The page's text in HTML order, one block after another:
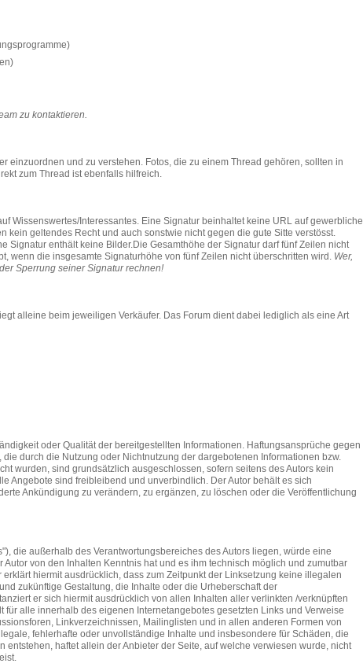
zu kontaktieren.
und zu verstehen. Fotos, die zu einem Thread gehören, sollten in
zum Thread ist ebenfalls hilfreich.
Wissenswertes/Interessantes. Eine Signatur beinhaltet keine URL auf gewerbliche
geltendes Recht und auch sonstwie nicht gegen die gute Sitte verstösst.
enthält keine Bilder.Die Gesamthöhe der Signatur darf fünf Zeilen nicht
wenn die insgesamte Signaturhöhe von fünf Zeilen nicht überschritten wird. Wer,
Sperrung seiner Signatur rechnen!
alleine beim jeweiligen Verkäufer. Das Forum dient dabei lediglich als eine Art
oder Qualität der bereitgestellten Informationen. Haftungsansprüche gegen
durch die Nutzung oder Nichtnutzung der dargebotenen Informationen bzw.
wurden, sind grundsätzlich ausgeschlossen, sofern seitens des Autors kein
Angebote sind freibleibend und unverbindlich. Der Autor behält es sich
Ankündigung zu verändern, zu ergänzen, zu löschen oder die Veröffentlichung
die außerhalb des Verantwortungsbereiches des Autors liegen, würde eine
von den Inhalten Kenntnis hat und es ihm technisch möglich und zumutbar
hiermit ausdrücklich, dass zum Zeitpunkt der Linksetzung keine illegalen
zukünftige Gestaltung, die Inhalte oder die Urheberschaft der
er sich hiermit ausdrücklich von allen Inhalten aller verlinkten /verknüpften
alle innerhalb des eigenen Internetangebotes gesetzten Links und Verweise
Linkverzeichnissen, Mailinglisten und in allen anderen Formen von
fehlerhafte oder unvollständige Inhalte und insbesondere für Schäden, die
haftet allein der Anbieter der Seite, auf welche verwiesen wurde, nicht